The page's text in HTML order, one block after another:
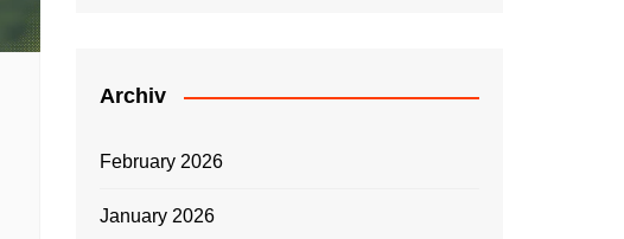
Archiv
February 2026
January 2026